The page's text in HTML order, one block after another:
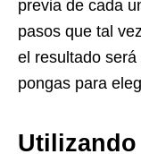
previa de cada
pasos que tal
el resultado
pongas para
Utilizando